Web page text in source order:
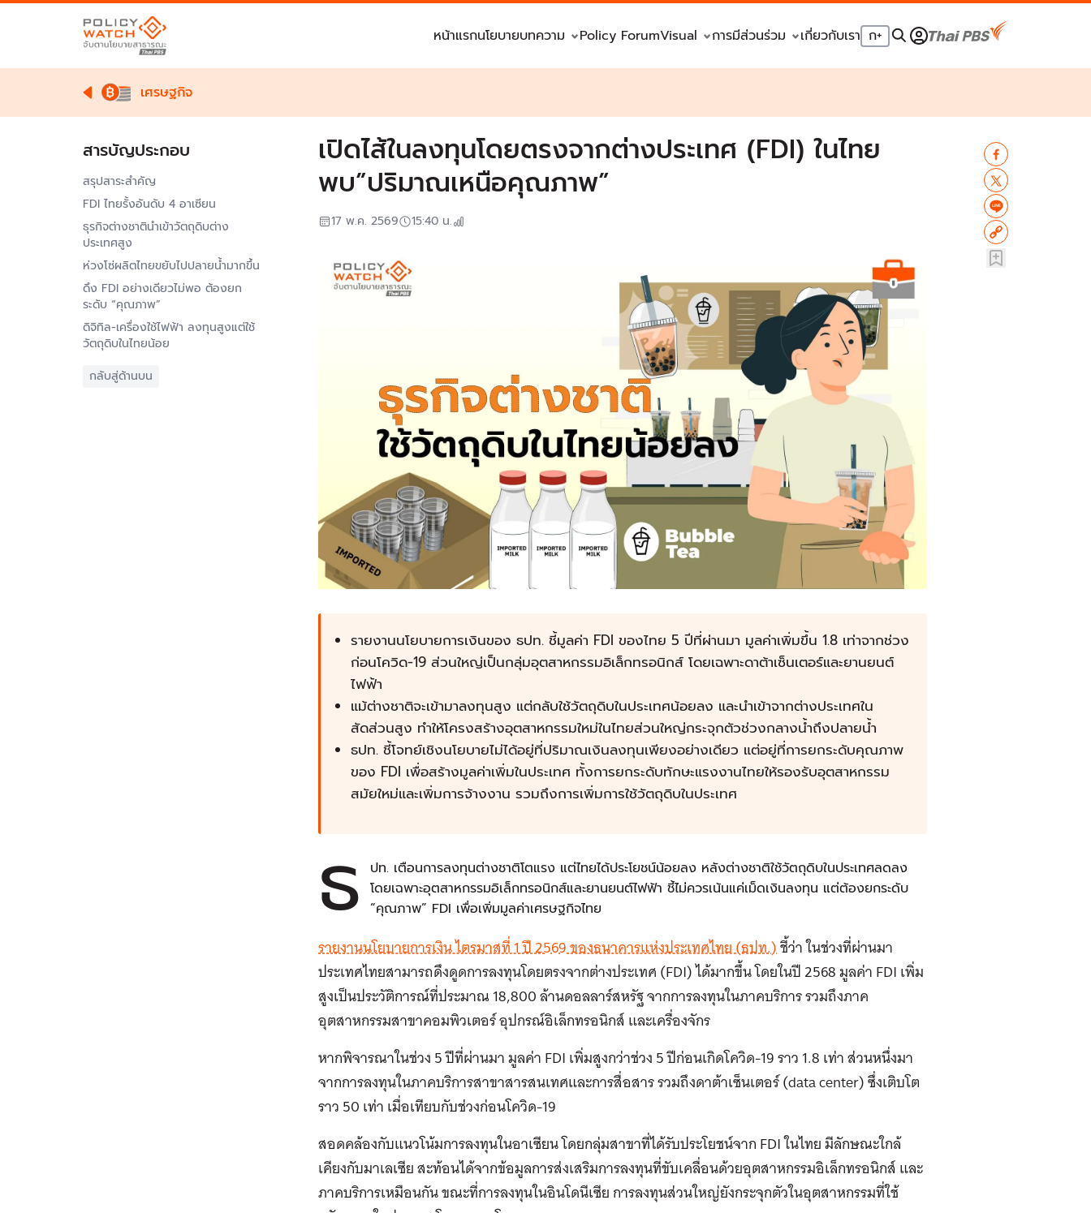
หน้าแรกนโยบายบทความ Policy ForumVisual การมีส่วนร่วม เกี่ยวกับเรา ก+
เศรษฐกิจ
สารบัญประกอบ
สรุปสาระสำคัญ
FDI ไทยรั้งอันดับ 4 อาเซียน
ธุรกิจต่างชาตินำเข้าวัตถุดิบต่าง
ประเทศสูง
ห่วงโซ่ผลิตไทยขยับไปปลายน้ำมากขึ้น
ดึง FDI อย่างเดียวไม่พอ ต้องยก
ระดับ “คุณภาพ”
ดิจิทิล-เครื่องใช้ไฟฟ้า ลงทุนสูงแต่ใช้
วัตถุดิบในไทยน้อย
กลับสู่ด้านบน
เปิดไส้ในลงทุนโดยตรงจากต่างประเทศ (FDI) ในไทย
พบ”ปริมาณเหนือคุณภาพ”
17 พ.ค. 2569 15:40 น.
รายงานนโยบายการเงินของ ธปท. ชี้มูลค่า FDI ของไทย 5 ปีที่ผ่านมา มูลค่าเพิ่มขึ้น 1.8 เท่าจากช่วง
ก่อนโควิด-19 ส่วนใหญ่เป็นกลุ่มอุตสาหกรรมอิเล็กทรอนิกส์ โดยเฉพาะดาต้าเซ็นเตอร์และยานยนต์
ไฟฟ้า
แม้ต่างชาติจะเข้ามาลงทุนสูง แต่กลับใช้วัตถุดิบในประเทศน้อยลง และนำเข้าจากต่างประเทศใน
สัดส่วนสูง ทำให้โครงสร้างอุตสาหกรรมใหม่ในไทยส่วนใหญ่กระจุกตัวช่วงกลางน้ำถึงปลายน้ำ
ธปท. ชี้โจทย์เชิงนโยบายไม่ได้อยู่ที่ปริมาณเงินลงทุนเพียงอย่างเดียว แต่อยู่ที่การยกระดับคุณภาพ
ของ FDI เพื่อสร้างมูลค่าเพิ่มในประเทศ ทั้งการยกระดับทักษะแรงงานไทยให้รองรับอุตสาหกรรม
สมัยใหม่และเพิ่มการจ้างงาน รวมถึงการเพิ่มการใช้วัตถุดิบในประเทศ
ธ
ปท. เตือนการลงทุนต่างชาติโตแรง แต่ไทยได้ประโยชน์น้อยลง หลังต่างชาติใช้วัตถุดิบในประเทศลดลง
โดยเฉพาะอุตสาหกรรมอิเล็กทรอนิกส์และยานยนต์ไฟฟ้า ชี้ไม่ควรเน้นแค่เม็ดเงินลงทุน แต่ต้องยกระดับ
“คุณภาพ” FDI เพื่อเพิ่มมูลค่าเศรษฐกิจไทย
รายงานนโยบายการเงิน ไตรมาสที่ 1 ปี 2569 ของธนาคารแห่งประเทศไทย (ธปท.)ชี้ว่าในช่วงที่ผ่านมา
ประเทศไทยสามารถดึงดูดการลงทุนโดยตรงจากต่างประเทศ (FDI) ได้มากขึ้น โดยในปี 2568 มูลค่า FDI เพิ่ม
สูงเป็นประวัติการณ์ที่ประมาณ 18,800 ล้านดอลลาร์สหรัฐ จากการลงทุนในภาคบริการ รวมถึงภาค
อุตสาหกรรมสาขาคอมพิวเตอร์ อุปกรณ์อิเล็กทรอนิกส์ และเครื่องจักร
หากพิจารณาในช่วง 5 ปีที่ผ่านมามูลค่า FDI เพิ่มสูงกว่าช่วง 5 ปีก่อนเกิดโควิด-19 ราว 1.8 เท่า ส่วนหนึ่งมา
จากการลงทุนในภาคบริการสาขาสารสนเทศและการสื่อสาร รวมถึงดาต้าเซ็นเตอร์ (data center) ซึ่งเติบโต
ราว 50 เท่า เมื่อเทียบกับช่วงก่อนโควิด-19
สอดคล้องกับแนวโน้มการลงทุนในอาเซียน โดยกลุ่มสาขาที่ได้รับประโยชน์จาก FDI ในไทย มีลักษณะใกล้
เคียงกับมาเลเซีย สะท้อนได้จากข้อมูลการส่งเสริมการลงทุนที่ขับเคลื่อนด้วยอุตสาหกรรมอิเล็กทรอนิกส์ และ
ภาคบริการเหมือนกัน ขณะที่การลงทุนในอินโดนีเซีย การลงทุนส่วนใหญ่ยังกระจุกตัวในอุตสาหกรรมที่ใช้